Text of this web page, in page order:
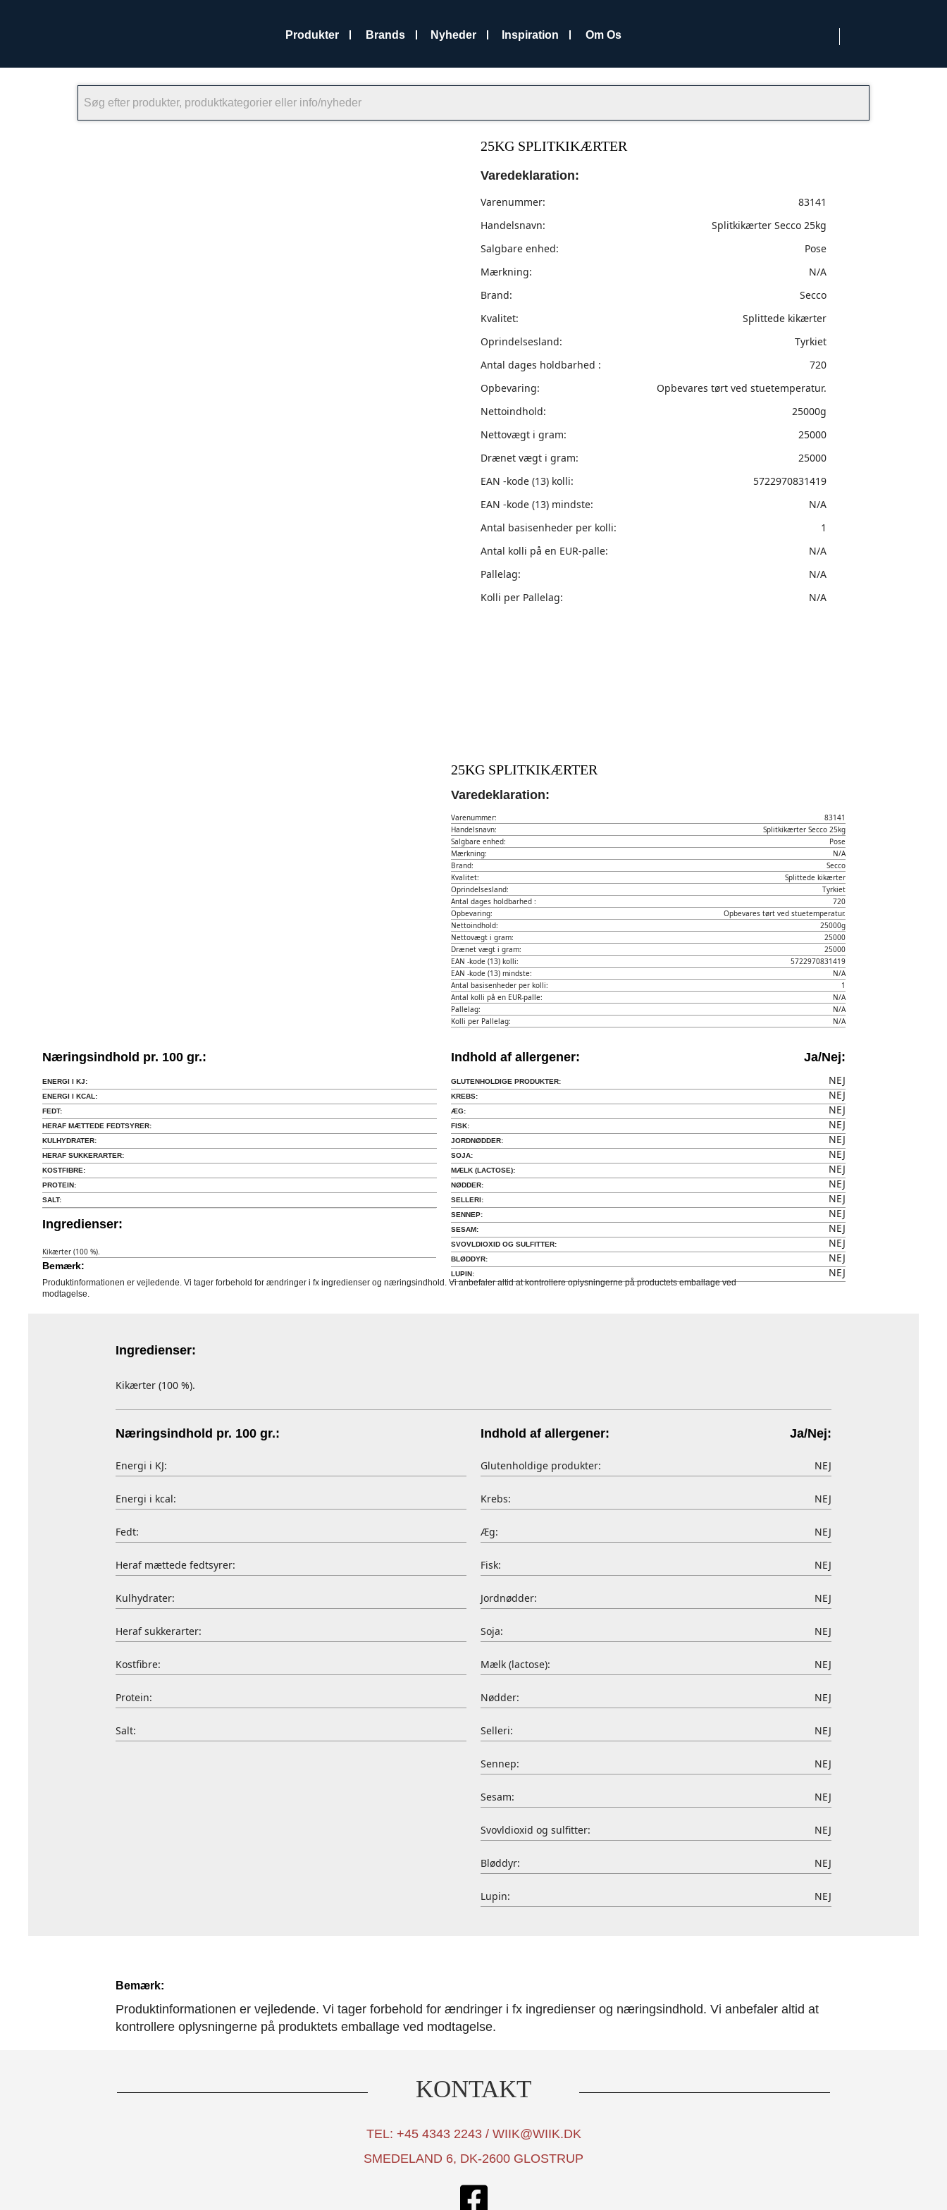
Produkter Brands Nyheder Inspiration Om Os
25KG SPLITKIKÆRTER
Varedeklaration:
Varenummer:
83141
Handelsnavn:
Splitkikærter Secco 25kg
Salgbare enhed:
Pose
Mærkning:
N/A
Brand:
Secco
Kvalitet:
Splittede kikærter
Oprindelsesland:
Tyrkiet
Antal dages holdbarhed :
720
Opbevaring:
Opbevares tørt ved stuetemperatur.
Nettoindhold:
25000g
Nettovægt i gram:
25000
Drænet vægt i gram:
25000
EAN -kode (13) kolli:
5722970831419
EAN -kode (13) mindste:
N/A
Antal basisenheder per kolli:
1
Antal kolli på en EUR-palle:
N/A
Pallelag:
N/A
Kolli per Pallelag:
N/A
25KG SPLITKIKÆRTER
Varedeklaration:
Varenummer:
83141
Handelsnavn:
Splitkikærter Secco 25kg
Salgbare enhed:
Pose
Mærkning:
N/A
Brand:
Secco
Kvalitet:
Splittede kikærter
Oprindelsesland:
Tyrkiet
Antal dages holdbarhed :
720
Opbevaring:
Opbevares tørt ved stuetemperatur.
Nettoindhold:
25000g
Nettovægt i gram:
25000
Drænet vægt i gram:
25000
EAN -kode (13) kolli:
5722970831419
EAN -kode (13) mindste:
N/A
Antal basisenheder per kolli:
1
Antal kolli på en EUR-palle:
N/A
Pallelag:
N/A
Kolli per Pallelag:
N/A
Næringsindhold pr. 100 gr.:
ENERGI I KJ:
ENERGI I KCAL:
FEDT:
HERAF MÆTTEDE FEDTSYRER:
KULHYDRATER:
HERAF SUKKERARTER:
KOSTFIBRE:
PROTEIN:
SALT:
Ingredienser:
Kikærter (100 %).
Indhold af allergener: Ja/Nej:
GLUTENHOLDIGE PRODUKTER: NEJ
KREBS: NEJ
ÆG: NEJ
FISK: NEJ
JORDNØDDER: NEJ
SOJA: NEJ
MÆLK (LACTOSE): NEJ
NØDDER: NEJ
SELLERI: NEJ
SENNEP: NEJ
SESAM: NEJ
SVOVLDIOXID OG SULFITTER: NEJ
BLØDDYR: NEJ
LUPIN: NEJ
Bemærk:
Produktinformationen er vejledende. Vi tager forbehold for ændringer i fx ingredienser og næringsindhold. Vi anbefaler altid at kontrollere oplysningerne på productets emballage ved
modtagelse.
Ingredienser:
Kikærter (100 %).
Næringsindhold pr. 100 gr.:
Energi i KJ:
Energi i kcal:
Fedt:
Heraf mættede fedtsyrer:
Kulhydrater:
Heraf sukkerarter:
Kostfibre:
Protein:
Salt:
Indhold af allergener: Ja/Nej:
Glutenholdige produkter: NEJ
Krebs: NEJ
Æg: NEJ
Fisk: NEJ
Jordnødder: NEJ
Soja: NEJ
Mælk (lactose): NEJ
Nødder: NEJ
Selleri: NEJ
Sennep: NEJ
Sesam: NEJ
Svovldioxid og sulfitter: NEJ
Bløddyr: NEJ
Lupin: NEJ
Bemærk:
Produktinformationen er vejledende. Vi tager forbehold for ændringer i fx ingredienser og næringsindhold. Vi anbefaler altid at
kontrollere oplysningerne på produktets emballage ved modtagelse.
KONTAKT
TEL: +45 4343 2243 / WIIK@WIIK.DK
SMEDELAND 6, DK-2600 GLOSTRUP